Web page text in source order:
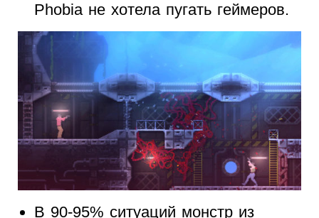
Phobia не хотела пугать геймеров.
В 90-95% ситуаций монстр из